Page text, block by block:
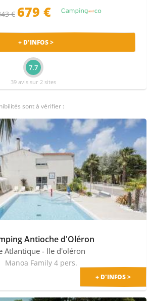
€ 679 €
+ D'INFOS >
7.7
39 avis sur 2 sites
sont à vérifier :
Antioche d'Oléron
Atlantique - Ile d'oléron
Manoa Family 4 pers.
+ D'INFOS >